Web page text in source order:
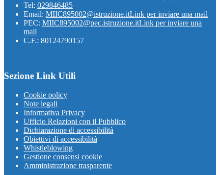
Tel: 029846485
Email: MIIC895002@istruzione.itLink per inviare una mail
PEC: MIIC895002@pec.istruzione.itLink per inviare una
mail
C.F.: 80124790157
Sezione Link Utili
Cookie policy
Note legali
Informativa Privacy
Ufficio Relazioni con il Pubblico
Dichiarazione di accessibilità
Obiettivi di accessibilità
Whistleblowing
Gestione consensi cookie
Amministrazione trasparente